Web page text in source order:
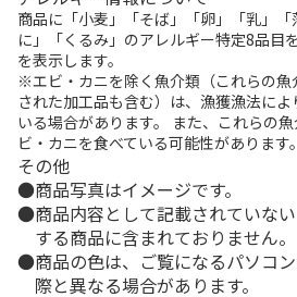
商品に「小麦」「そば」「卵」「乳」
に」「くるみ」のアレルギー特定8品目
を表示します。
※エビ・カニを除く魚介類（これらの
された加工品も含む）は、漁獲漁法に
いる場合があります。 また、これらの
ビ・カニを食べている可能性があります。
その他
商品写真はイメージです。
商品内容として記載されていな
する商品に含まれておりません。
商品の色は、ご覧になるパソコ
際と異なる場合があります。